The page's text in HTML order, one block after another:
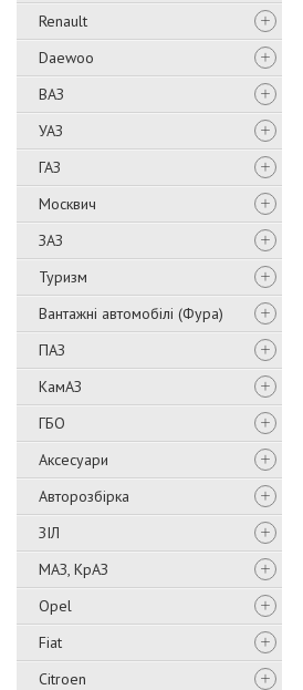
Renault
Daewoo
ВАЗ
УАЗ
ГАЗ
Москвич
ЗАЗ
Туризм
Вантажні автомобілі (Фура)
ПАЗ
КамАЗ
ГБО
Аксесуари
Авторозбірка
ЗІЛ
МАЗ, КрАЗ
Opel
Fiat
Citroen